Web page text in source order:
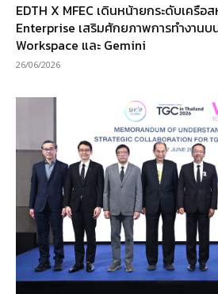
EDTH X MFEC เดินหน้ายกระดับเค
Enterprise เสริมศักยภาพการทำงาน
Workspace และ Gemini
26/06/2026